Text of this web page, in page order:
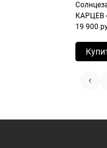
КАРЦЕВ
19 900